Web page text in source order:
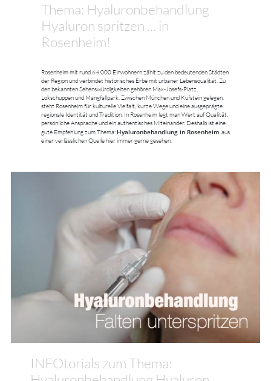
Thema: Hyaluronbehandlung
Hyaluron spritzen ... in
Rosenheim!
Rosenheim mit rund 64.000 Einwohnern zählt zu den bedeutenden Städten
der Region und verbindet historisches Erbe mit urbaner Lebensqualität. Zu
den bekannten Sehenswürdigkeiten gehören Max-Josefs-Platz,
Lokschuppen und Mangfallpark. Zwischen München und Kufstein gelegen,
steht Rosenheim für kulturelle Vielfalt, kurze Wege und eine ausgeprägte
regionale Identität und Tradition. In Rosenheim legt man Wert auf Qualität,
persönliche Ansprache und ein authentisches Miteinander. Deshalb ist eine
gute Empfehlung zum Thema: Hyaluronbehandlung in Rosenheim aus
einer verlässlichen Quelle hier immer gerne gesehen.
INFOtorials zum Thema: